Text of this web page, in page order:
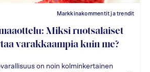
Markkinakommentit ja trendit
Miksi ruotsalaiset
varakkaampia kuin me?
on noin kolminkertainen